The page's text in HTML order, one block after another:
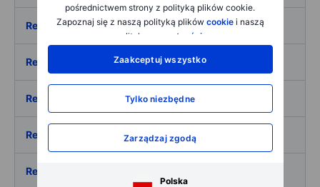
pośrednictwem strony z polityką plików cookie.
Zapoznaj się z naszą polityką plików cookiei naszą
polityką
prywatności
Zaakceptuj wszystko
Tylko niezbędne
Zarządzaj zgodą
Polska
ResMed Inc.
Resolute Holdings Management Inc
Retail Estates SA
ReTo Eco-Solutions Inc.
Retractable Technologies Inc